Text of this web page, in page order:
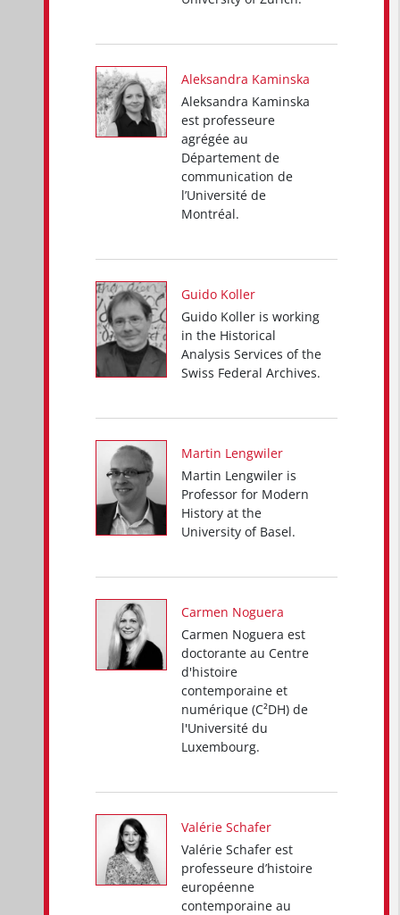
Aleksandra Kaminska
Aleksandra Kaminska
est professeure
agrégée au
Département de
communication de
l’Université de
Montréal.
Guido Koller
Guido Koller is working
in the Historical
Analysis Services of the
Swiss Federal Archives.
Martin Lengwiler
Martin Lengwiler is
Professor for Modern
History at the
University of Basel.
Carmen Noguera
Carmen Noguera est
doctorante au Centre
d'histoire
contemporaine et
numérique (C²DH) de
l'Université du
Luxembourg.
Valérie Schafer
Valérie Schafer est
professeure d’histoire
européenne
contemporaine au